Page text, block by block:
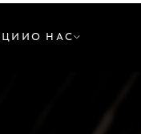
О НАС